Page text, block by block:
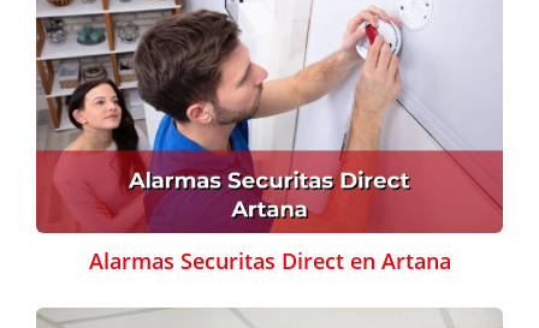
Alarmas Securitas Direct en Artana